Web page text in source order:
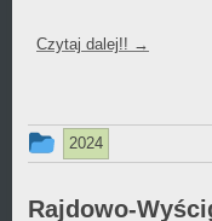
Czytaj dalej!! →
Ten
był
2024
Rajdowo-